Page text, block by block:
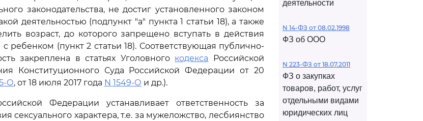
законодательства, не достиг установленного законом
деятельностью (подпункт "a" пункта 1 статьи 18), а также
возраст, до которого запрещено вступать в действия
с ребенком (пункт 2 статьи 18). Соответствующая публично-
закреплена в статьях Уголовного кодекса Российской
Конституционного Суда Российской Федерации от 20
О, от 18 июля 2017 года N 1549-О и др.).
Федерации устанавливает ответственность за
сексуального характера, т.е. за мужеложство, лесбиянство
деятельности
N 14-ФЗ от 08.02.1998
ФЗ об ООО
N 223-ФЗ от 18.07.2011
ФЗ о закупках
товаров, работ, услуг
отдельными видами
юридических лиц